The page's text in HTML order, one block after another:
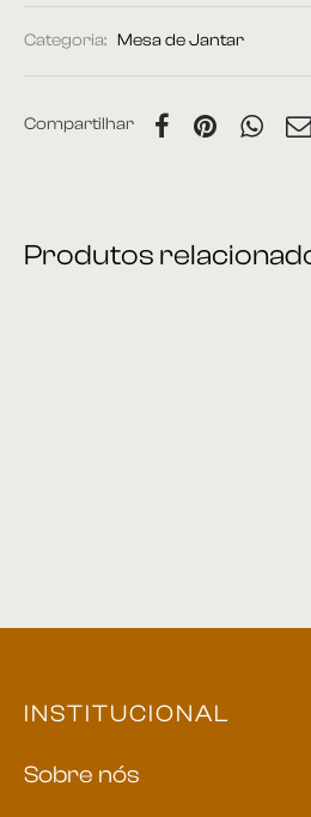
Categoria: Mesa de Jantar
Compartilhar
Produtos
INSTITUCIONAL
Sobre nós